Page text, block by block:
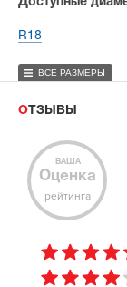
Доступные
R18
ВСЕ РАЗМЕРЫ
ОТЗЫВЫ
ВАША
Оценка
рейтинга